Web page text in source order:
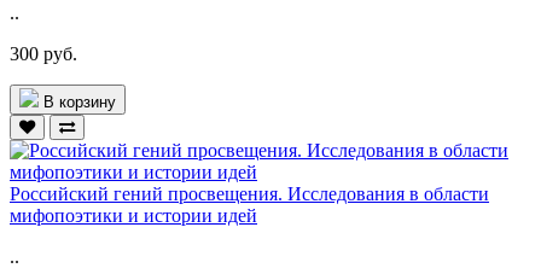
..
300 руб.
В корзину
Российский гений просвещения. Исследования в области
мифопоэтики и истории идей
..